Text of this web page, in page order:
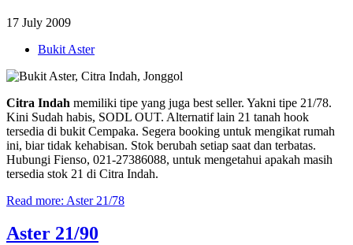
17 July 2009
Bukit Aster
Citra Indah memiliki tipe yang juga best seller. Yakni tipe 21/78.
Kini Sudah habis, SODL OUT. Alternatif lain 21 tanah hook
tersedia di bukit Cempaka. Segera booking untuk mengikat rumah
ini, biar tidak kehabisan. Stok berubah setiap saat dan terbatas.
Hubungi Fienso, 021-27386088, untuk mengetahui apakah masih
tersedia stok 21 di Citra Indah.
Read more: Aster 21/78
Aster 21/90